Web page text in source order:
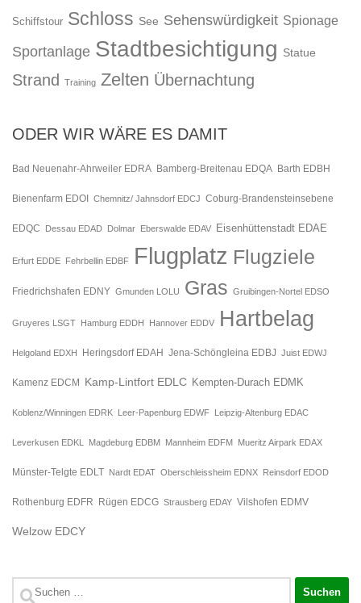
Schiffstour Schloss See Sehenswürdigkeit Spionage
Sportanlage Stadtbesichtigung Statue
Strand Training Zelten Übernachtung
ODER WIR WÄRE ES DAMIT
Bad Neuenahr-Ahrweiler EDRA Bamberg-Breitenau EDQA Barth EDBH
Bienenfarm EDOI Chemnitz/ Jahnsdorf EDCJ Coburg-Brandensteinsebene
EDQC Dessau EDAD Dolmar Eberswalde EDAV Eisenhüttenstadt EDAE
Erfurt EDDE Fehrbellin EDBF Flugplatz Flugziele
Friedrichshafen EDNY Gmunden LOLU Gras Gruibingen-Nortel EDSO
Gruyeres LSGT Hamburg EDDH Hannover EDDV Hartbelag
Helgoland EDXH Heringsdorf EDAH Jena-Schöngleina EDBJ Juist EDWJ
Kamenz EDCM Kamp-Lintfort EDLC Kempten-Durach EDMK
Koblenz/Winningen EDRK Leer-Papenburg EDWF Leipzig-Altenburg EDAC
Leverkusen EDKL Magdeburg EDBM Mannheim EDFM Mueritz Airpark EDAX
Münster-Telgte EDLT Nardt EDAT Oberschleissheim EDNX Reinsdorf EDOD
Rothenburg EDFR Rügen EDCG Strausberg EDAY Vilshofen EDMV
Welzow EDCY
Suchen